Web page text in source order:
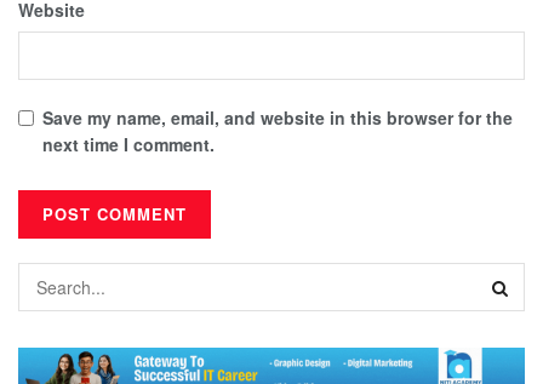
Website
Save my name, email, and website in this browser for the
next time I comment.